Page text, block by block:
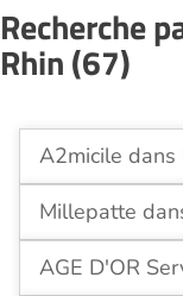
Recherche
Rhin (67)
A2micile dans
Millepatte
AGE D'OR